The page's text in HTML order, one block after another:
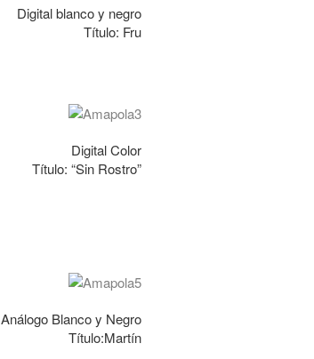
Digital blanco y negro
Título: Fru
Digital Color
Título: “Sin Rostro”
Análogo Blanco y Negro
Título:Martín